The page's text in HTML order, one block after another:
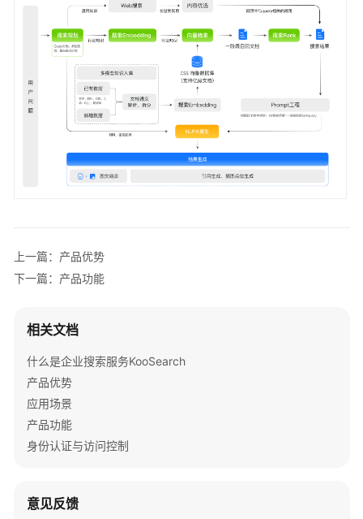
场
景
束
限
其
他
服
的
关
基
上一篇：产品优势
下一篇：产品功能
相关文档
什么是企业搜索服务KooSearch
产品优势
应用场景
产品功能
身份认证与访问控制
意见反馈